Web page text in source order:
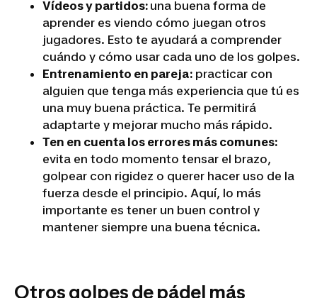
Vídeos y partidos: una buena forma de
aprender es viendo cómo juegan otros
jugadores. Esto te ayudará a comprender
cuándo y cómo usar cada uno de los golpes.
Entrenamiento en pareja: practicar con
alguien que tenga más experiencia que tú es
una muy buena práctica. Te permitirá
adaptarte y mejorar mucho más rápido.
Ten en cuenta los errores más comunes:
evita en todo momento tensar el brazo,
golpear con rigidez o querer hacer uso de la
fuerza desde el principio. Aquí, lo más
importante es tener un buen control y
mantener siempre una buena técnica.
Otros golpes de pádel más